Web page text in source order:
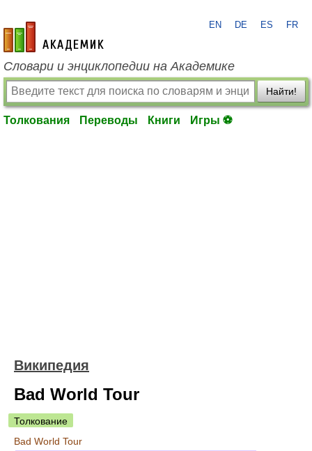
academic.ru
EN DE ES FR
Словари и энциклопедии на Академике
Найти!
Толкования Переводы Книги Игры ⚽
Википедия
Bad World Tour
Толкование
Bad World Tour